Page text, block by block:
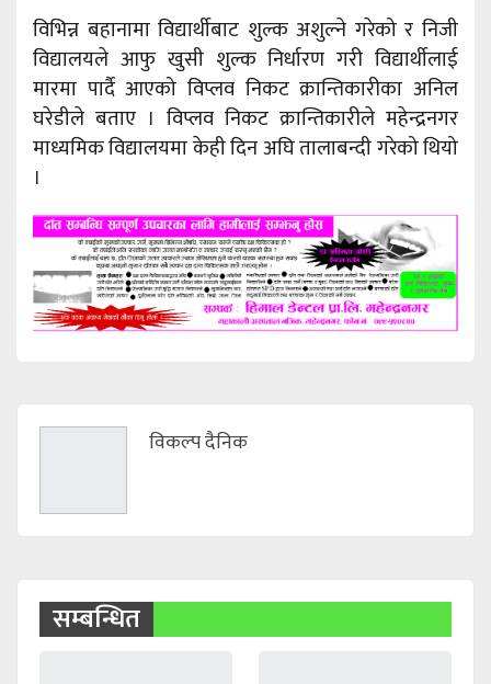
विभिन्न बहानामा विद्यार्थीबाट शुल्क अशुल्ने गरेको र निजी
विद्यालयले आफु खुसी शुल्क निर्धारण गरी विद्यार्थीलाई
मारमा पार्दै आएको विप्लव निकट क्रान्तिकारीका अनिल
घरेडीले बताए । विप्लव निकट क्रान्तिकारीले महेन्द्रनगर
माध्यमिक विद्यालयमा केही दिन अघि तालाबन्दी गरेको थियो
।
विकल्प दैनिक
सम्बन्धित